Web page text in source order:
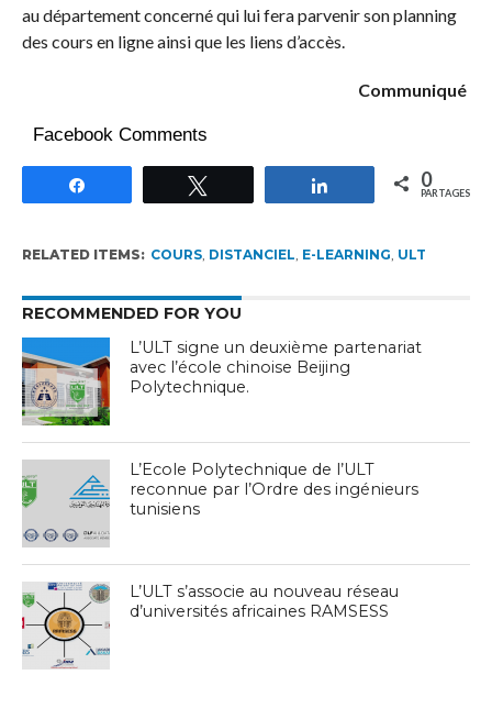
au département concerné qui lui fera parvenir son planning
des cours en ligne ainsi que les liens d’accès.
Communiqué
Facebook Comments
Partagez 0
PARTAGES
RELATED ITEMS: COURS, DISTANCIEL E-LEARNING ULT
RECOMMENDED FOR YOU
L’ULT signe un deuxième partenariat
avec l’école chinoise Beijing
Polytechnique.
L’Ecole Polytechnique de l’ULT
reconnue par l’Ordre des ingénieurs
tunisiens
L’ULT s’associe au nouveau réseau
d’universités africaines RAMSESS